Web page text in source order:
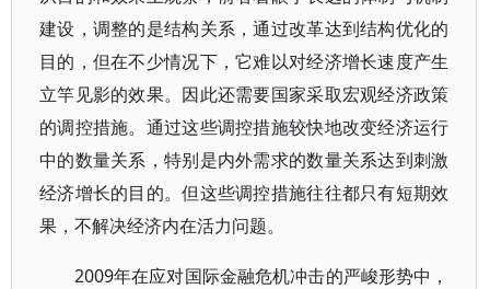
建设，调整的是结构关系，通过改革达到结构优化的
目的，但在不少情况下，它难以对经济增长速度产生
立竿见影的效果。因此还需要国家采取宏观经济政策
的调控措施。通过这些调控措施较快地改变经济运行
中的数量关系，特别是内外需求的数量关系达到刺激
经济增长的目的。但这些调控措施往往都只有短期效
果，不解决经济内在活力问题。
2009年在应对国际金融危机冲击的严峻形势中，